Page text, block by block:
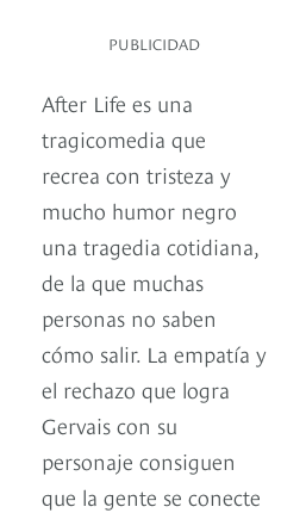
PUBLICIDAD
After Life es una
tragicomedia que
recrea con tristeza y
mucho humor negro
una tragedia cotidiana,
de la que muchas
personas no saben
cómo salir. La empatía y
el rechazo que logra
Gervais con su
personaje consiguen
que la gente se conecte